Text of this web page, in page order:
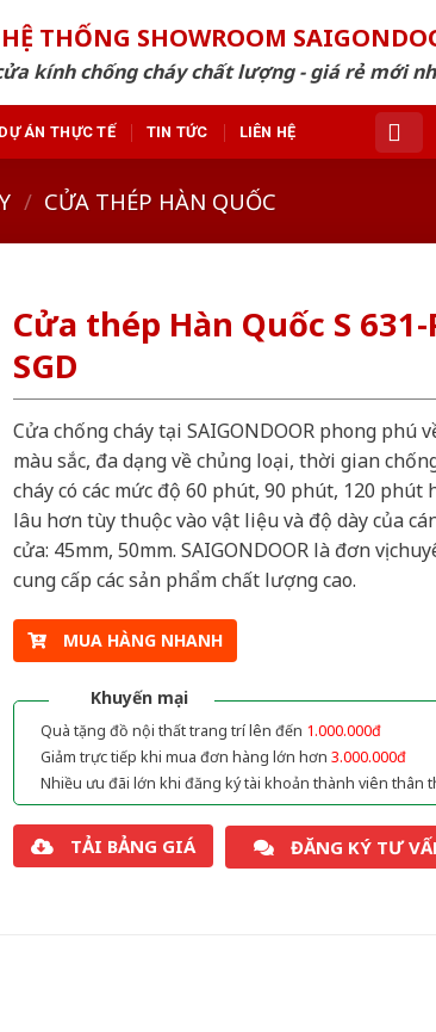
HỆ THỐNG SHOWROOM
kính chống cháy chất lượng - giá rẻ mới
DỰ ÁN THỰC TẾ TIN TỨC LIÊN HỆ
/ CỬA THÉP HÀN QUỐC
Cửa thép Hàn Quốc S 631-
SGD
Cửa chống cháy tại SAIGONDOOR phong phú
màu sắc, đa dạng về chủng loại, thời gian
cháy có các mức độ 60 phút, 90 phút, 120 phút
lâu hơn tùy thuộc vào vật liệu và độ dày của
cửa: 45mm, 50mm. SAIGONDOOR là đơn vị
cung cấp các sản phẩm chất lượng cao.
MUA HÀNG NHANH
Khuyến mại
Quà tặng đồ nội thất trang trí lên đến 1.000.000đ
Giảm trực tiếp khi mua đơn hàng lớn hơn 3.000.000đ
Nhiều ưu đãi lớn khi đăng ký tài khoản thành viên thân
TẢI BẢNG GIÁ ĐĂNG KÝ TƯ